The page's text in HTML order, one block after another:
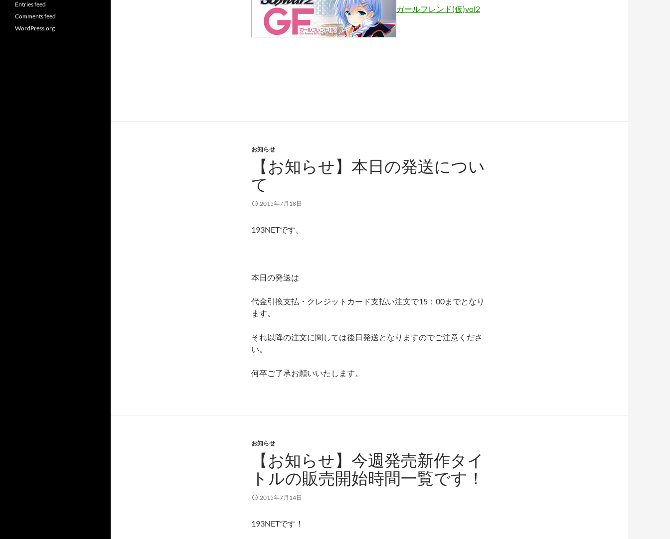
ガールフレンド(仮)vol2
お知らせ
【お知らせ】本日の発送につい
て
2015年7月18日
193NETです。
本日の発送は
代金引換支払・クレジットカード支払い注文で15：00までとなり
ます。
それ以降の注文に関しては後日発送となりますのでご注意くださ
い。
何卒ご了承お願いいたします。
お知らせ
【お知らせ】今週発売新作タイ
トルの販売開始時間一覧です！
2015年7月14日
193NETです！
Entries feed
Comments feed
WordPress.org